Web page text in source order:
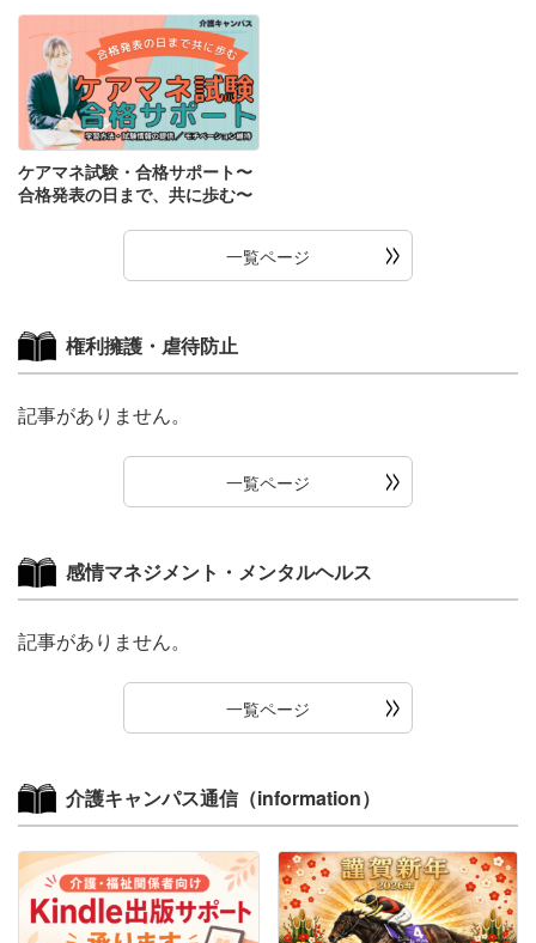
ケアマネ試験・合格サポート〜
合格発表の日まで、共に歩む〜
一覧ページ
権利擁護・虐待防止
記事がありません。
一覧ページ
感情マネジメント・メンタルヘルス
記事がありません。
一覧ページ
介護キャンパス通信（information）